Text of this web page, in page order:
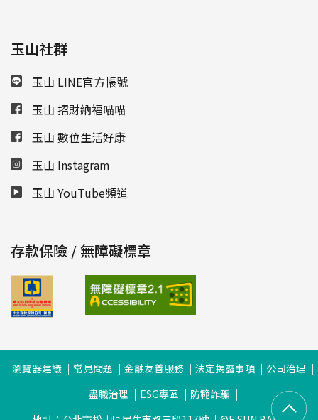
玉山社群
玉山 LINE官方帳號
玉山 招財納福喵喵
玉山 數位生活好康
玉山 Instagram
玉山 YouTube頻道
存款保險 / 無障礙標章
瀏覽器建議 常見問題 金融友善服務 法定揭露事項
公司治理
盡職治理
ESG專區
防範詐騙